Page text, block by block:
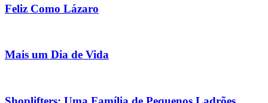
Feliz Como Lázaro
Mais um Dia de Vida